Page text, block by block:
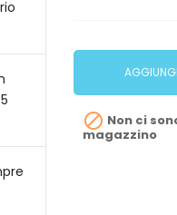
 Non ci
magazzino